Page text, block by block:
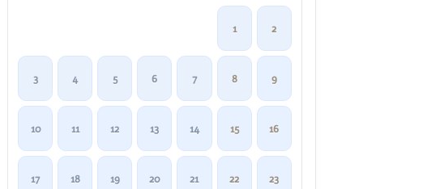
1 2
3 4 5 6 7 8 9
10 11 12 13 14 15 16
17 18 19 20 21 22 23